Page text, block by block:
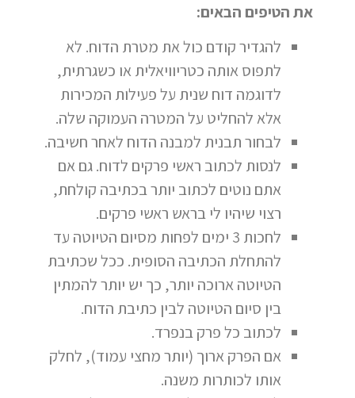
את הטיפים הבאים:
להגדיר קודם כול את מטרת הדוח. לא
לתפוס אותה כטריוויאלית או כשגרתית,
לדוגמה דוח שנית על פעילות המכירות
אלא להחליט על המטרה העמוקה שלה.
לבחור תבנית למבנה הדוח לאחר חשיבה.
לנסות לכתוב ראשי פרקים לדוח. גם אם
אתם נוטים לכתוב יותר בכתיבה קולחת,
רצוי שיהיו לי בראש ראשי פרקים.
לחכות 3 ימים לפחות מסיום הטיוטה עד
להתחלת הכתיבה הסופית. ככל שכתיבת
הטיוטה ארוכה יותר, כך יש יותר להמתין
בין סיום הטיוטה לבין כתיבת הדוח.
לכתוב כל פרק בנפרד.
אם הפרק ארוך (יותר מחצי עמוד), לחלק
אותו לכותרות משנה.